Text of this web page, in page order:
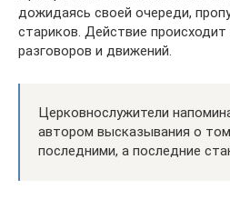
дожидаясь своей очереди,
стариков. Действие
разговоров и движений.
Церковнослужители
автором высказывания о
последними, а последние